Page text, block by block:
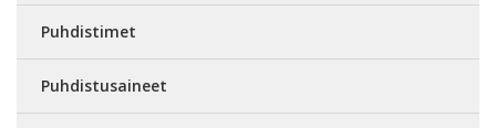
Puhdistimet
Puhdistusaineet